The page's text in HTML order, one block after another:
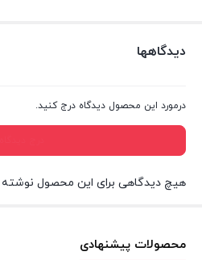
دیدگاهها
درمورد این محصول دیدگاه درج کنید.
هیچ دیدگاهی برای این محصول
محصولات پیشنهادی